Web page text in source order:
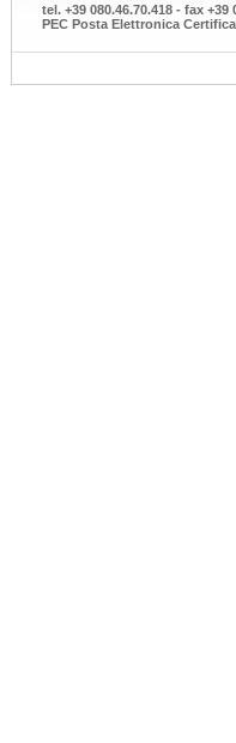
tel. +39 080.46.70.418 - fax +39
PEC Posta Elettronica